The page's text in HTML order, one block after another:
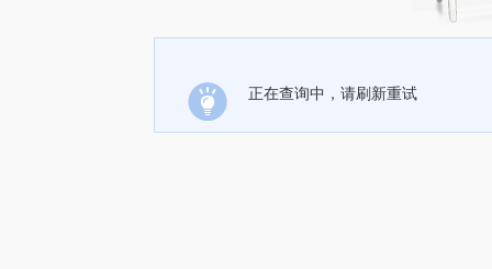
正在查询中，请刷新重试